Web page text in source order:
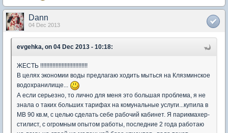
Dann
04 Dec 2013
evgehka, on 04 Dec 2013 - 10:18:
ЖЕСТЬ !!!!!!!!!!!!!!!!!!!!!!!!!!!!!!!
В целях экономии воды предлагаю ходить мыться на Клязминское
водохранилище...
А если серьезно, то лично для меня это большая проблема, я не
знала о таких больших тарифах на комунальные услуги...купила в
МВ 90 кв.м, с целью сделать себе рабочий кабинет. Я парикмахер-
стилист, с огромным опытом работы, последние 2 года работаю